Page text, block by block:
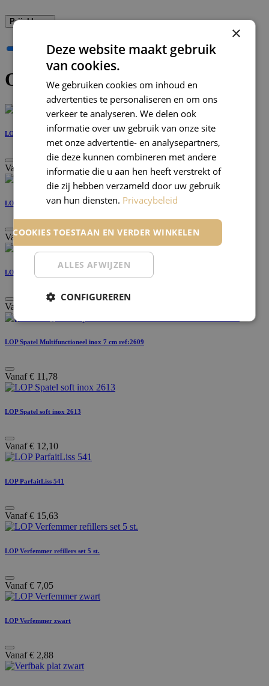
Prijsklasse
Overige verfbenodigdheden
LOP Plamuurmes 479
Vanaf 14,76
LOP Plamuurmes 520
Vanaf€3,44
LOP Spatel soft soepel inox 2597
Vanaf
LOP Spatel Multifunctioneel inox 7 cm ref:2609
Vanaf€ 11,78
LOP Spatel soft inox 2613
Vanaf€ 12,10
LOP ParfaitLiss 541
Vanaf€ 15,63
LOP Verfemmer refillers set 5 st.
Vanaf€ 7,05
LOP Verfemmer zwart
Vanaf€ 2,88
×
Deze website maakt gebruik
van cookies.
We gebruiken cookies om inhoud en
advertenties te personaliseren en om ons
verkeer te analyseren. We delen ook
informatie over uw gebruik van onze site
met onze advertentie- en analysepartners,
die deze kunnen combineren met andere
informatie die u aan hen heeft verstrekt of
die zij hebben verzameld door uw gebruik
van hun diensten. Privacybeleid
COOKIES TOESTAAN EN VERDER WINKELEN
ALLES AFWIJZEN
CONFIGUREREN